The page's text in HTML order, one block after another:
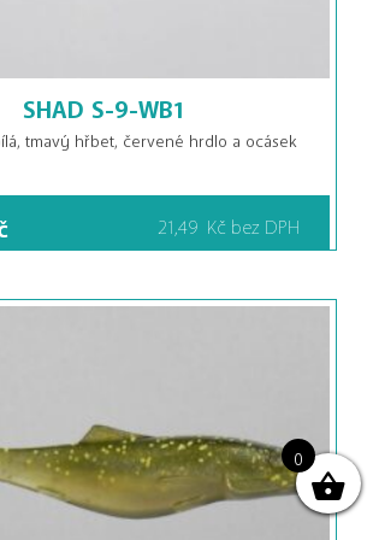
SHAD S-9-WB1
tmavý hřbet, červené hrdlo a ocásek
21,49 Kč bez DPH
0